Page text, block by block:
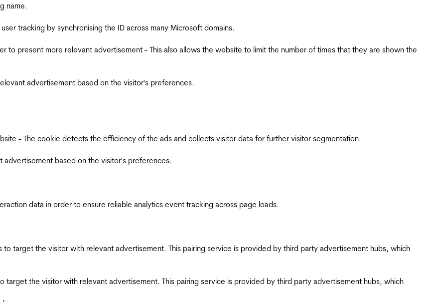
name.
tracking by synchronising the ID across many Microsoft domains.
to present more relevant advertisement - This also allows the website to limit the number of times that they are shown the
advertisement based on the visitor's preferences.
- The cookie detects the efficiency of the ads and collects visitor data for further visitor segmentation.
based on the visitor's preferences.
data in order to ensure reliable analytics event tracking across page loads.
target the visitor with relevant advertisement. This pairing service is provided by third party advertisement hubs, which
target the visitor with relevant advertisement. This pairing service is provided by third party advertisement hubs, which